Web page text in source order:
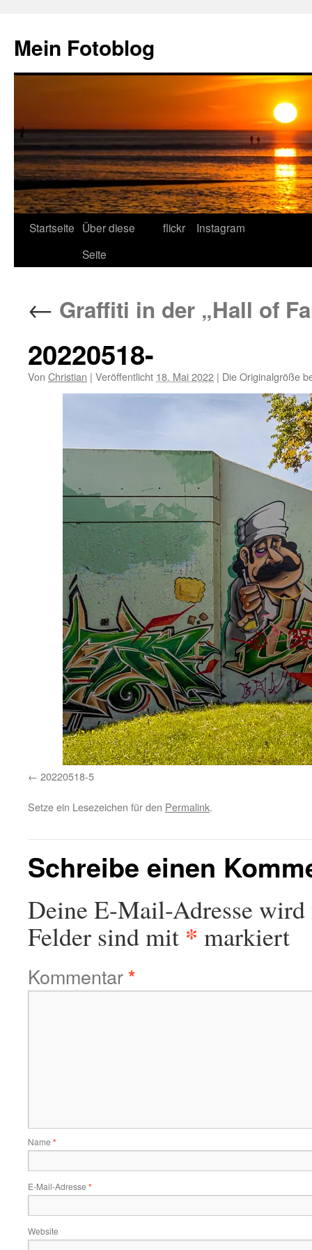
springen
Mein Fotoblog
Startseite Über diese
Seite
flickr Instagram
← Graffiti in der „Hall of
20220518-
Von Christian | Veröffentlicht 18. Mai 2022 | Die Originalgröße
20220518-5
Setze ein Lesezeichen für den Permalink.
Schreibe einen
Deine E-Mail-Adresse
Felder sind mit * markiert
Kommentar*
Name *
E-Mail-Adresse *
Website